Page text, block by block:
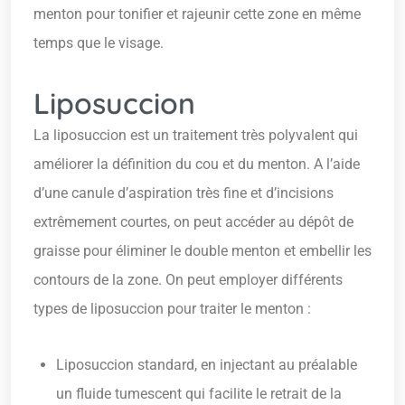
menton pour tonifier et rajeunir cette zone en même
temps que le visage.
Liposuccion
La liposuccion est un traitement très polyvalent qui
améliorer la définition du cou et du menton. A l’aide
d’une canule d’aspiration très fine et d’incisions
extrêmement courtes, on peut accéder au dépôt de
graisse pour éliminer le double menton et embellir les
contours de la zone. On peut employer différents
types de liposuccion pour traiter le menton :
Liposuccion standard, en injectant au préalable
un fluide tumescent qui facilite le retrait de la